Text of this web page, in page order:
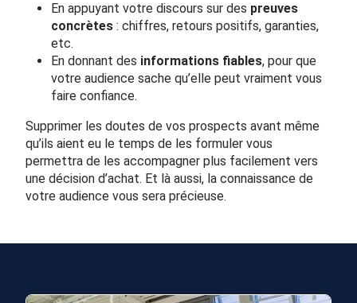
En appuyant votre discours sur des preuves
concrètes : chiffres, retours positifs, garanties,
etc.
En donnant des informations fiables, pour que
votre audience sache qu’elle peut vraiment vous
faire confiance.
Supprimer les doutes de vos prospects avant même
qu’ils aient eu le temps de les formuler vous
permettra de les accompagner plus facilement vers
une décision d’achat. Et là aussi, la connaissance de
votre audience vous sera précieuse.